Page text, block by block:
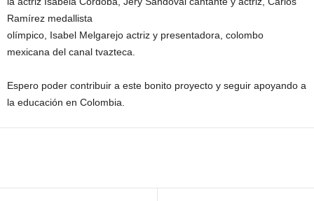
Ramírez medallista
olímpico, Isabel Melgarejo actriz y presentadora, colombo
mexicana del canal tvazteca.
Espero poder contribuir a este bonito proyecto y seguir apoyando a
la educación en Colombia.